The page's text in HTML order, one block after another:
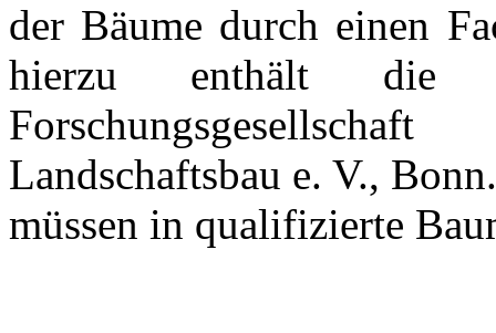
der Bäume durch einen
hierzu enthält die
Landschaftsbau e. V.,
müssen in qualifizierte